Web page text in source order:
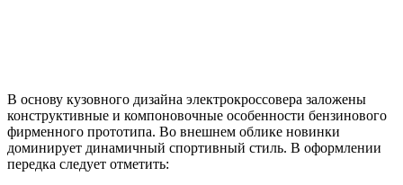
В основу кузовного дизайна электрокроссовера заложены
конструктивные и компоновочные особенности бензинового
фирменного прототипа. Во внешнем облике новинки
доминирует динамичный спортивный стиль. В оформлении
передка следует отметить: